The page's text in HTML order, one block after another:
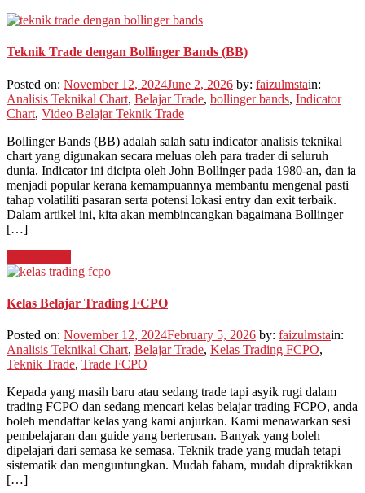
Teknik Trade dengan Bollinger Bands (BB)
Posted on: November 12, 2024June 2, 2026 by: faizulmstain:
Analisis Teknikal Chart, Belajar Trade, bollinger bands, Indicator
Chart, Video Belajar Teknik Trade
Bollinger Bands (BB) adalah salah satu indicator analisis teknikal
chart yang digunakan secara meluas oleh para trader di seluruh
dunia. Indicator ini dicipta oleh John Bollinger pada 1980-an, dan ia
menjadi popular kerana kemampuannya membantu mengenal pasti
tahap volatiliti pasaran serta potensi lokasi entry dan exit terbaik.
Dalam artikel ini, kita akan membincangkan bagaimana Bollinger
[…]
Kelas Belajar Trading FCPO
Posted on: November 12, 2024February 5, 2026 by: faizulmstain:
Analisis Teknikal Chart, Belajar Trade, Kelas Trading FCPO,
Teknik Trade, Trade FCPO
Kepada yang masih baru atau sedang trade tapi asyik rugi dalam
trading FCPO dan sedang mencari kelas belajar trading FCPO, anda
boleh mendaftar kelas yang kami anjurkan. Kami menawarkan sesi
pembelajaran dan guide yang berterusan. Banyak yang boleh
dipelajari dari semasa ke semasa. Teknik trade yang mudah tetapi
sistematik dan menguntungkan. Mudah faham, mudah dipraktikkan
[…]